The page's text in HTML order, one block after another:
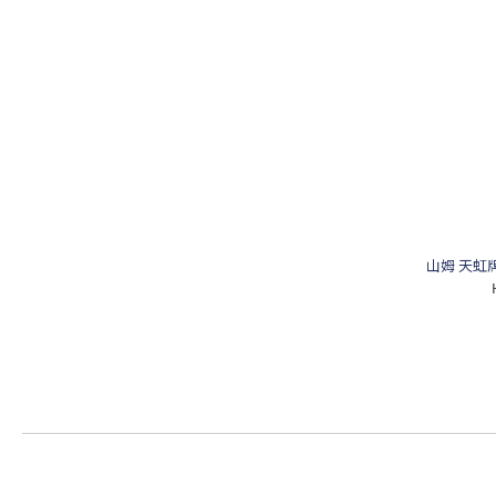
山姆 天虹